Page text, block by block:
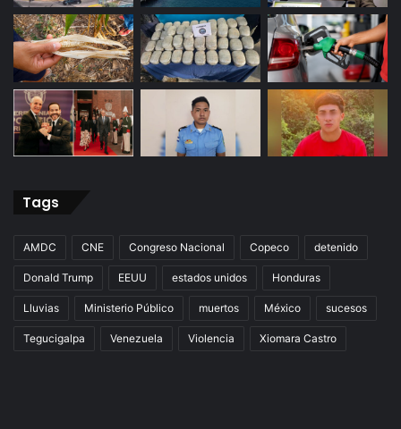
Tags
AMDC CNE Congreso Nacional Copeco detenido
Donald Trump EEUU estados unidos Honduras
Lluvias Ministerio Público muertos México sucesos
Tegucigalpa Venezuela Violencia Xiomara Castro